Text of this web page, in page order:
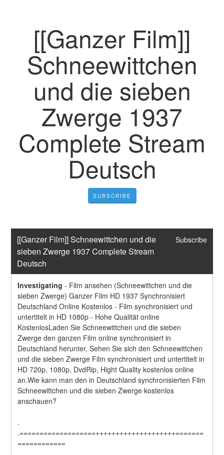
[[Ganzer Film]]
Schneewittchen
und die sieben
Zwerge 1937
Complete Stream
Deutsch
SUBSCRIBE
[[Ganzer Film]] Schneewittchen und die
sieben Zwerge 1937 Complete Stream
Deutsch
Subscribe
Investigating - Film ansehen (Schneewittchen und die
sieben Zwerge) Ganzer Film HD 1937 Synchronisiert
Deutschland Online Kostenlos - Film synchronisiert und
untertitelt in HD 1080p - Hohe Qualität online
KostenlosLaden Sie Schneewittchen und die sieben
Zwerge den ganzen Film online synchronisiert in
Deutschland herunter, Sehen Sie sich den Schneewittchen
und die sieben Zwerge Film synchronisiert und untertitelt in
HD 720p, 1080p, DvdRip, Hight Quality kostenlos online
an.Wie kann man den in Deutschland synchronisierten Film
Schneewittchen und die sieben Zwerge kostenlos
anschauen?
.
.===================++++++++++++++++++++=======
============